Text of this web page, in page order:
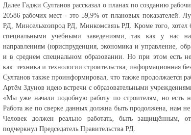
Далее Гаджи Султанов рассказал о планах по созданию
20586 рабочих мест - это 59,9% от плановых показателей.
РД, Минсельхозпрод РД, Минкомсвязь РД. Кроме того,
специальными учебными заведениями, так как у нас
направлениям (юриспруденция, экономика и управление,
и в среднем специальном образовании. Но при этом есть
как: техника и технологии строительства, информационная
Султанов также проинформировал, что также продолжается
Артём Здунов идею встречи с образовательными
«Мы уже начали подобную работу по строителям, но есть
Работа же по сверке данных должна быть продолжена, нам
Человек должен реально работать, быть защищённым,
подчеркнул Председатель Правительства РД.